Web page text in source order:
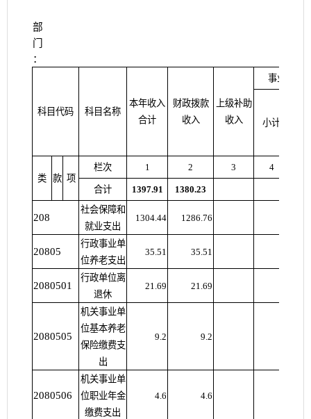
部
门
：
科目代码 科目名称
本年收入
合计
财政拨款
收入
上级补助
收入
事业收入
小计
类 款 项
栏次 1 2 3 4
合计 1397.91 1380.23
208
社会保障和
就业支出
1304.44 1286.76
20805
行政事业单
位养老支出
35.51 35.51
2080501
行政单位离
退休
21.69 21.69
2080505
机关事业单
位基本养老
保险缴费支
出
9.2 9.2
2080506
机关事业单
位职业年金
缴费支出
4.6 4.6